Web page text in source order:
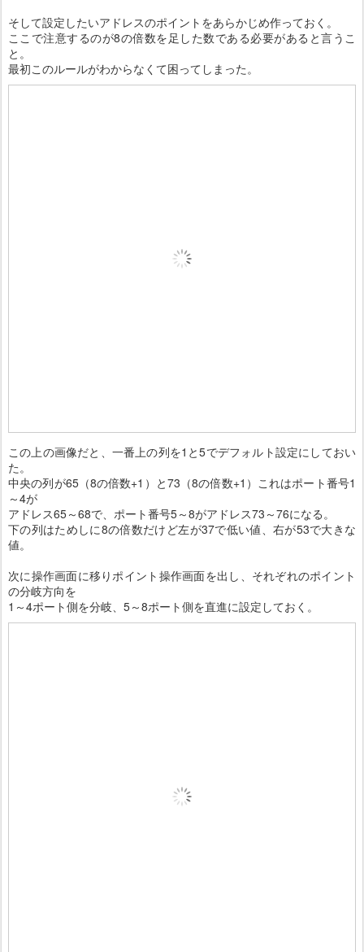
そして設定したいアドレスのポイントをあらかじめ作っておく。
ここで注意するのが8の倍数を足した数である必要があると言うこ
と。
最初このルールがわからなくて困ってしまった。
この上の画像だと、一番上の列を1と5でデフォルト設定にしておい
た。
中央の列が65（8の倍数+1）と73（8の倍数+1）これはポート番号1
～4が
アドレス65～68で、ポート番号5～8がアドレス73～76になる。
下の列はためしに8の倍数だけど左が37で低い値、右が53で大きな
値。
次に操作画面に移りポイント操作画面を出し、それぞれのポイント
の分岐方向を
1～4ポート側を分岐、5～8ポート側を直進に設定しておく。